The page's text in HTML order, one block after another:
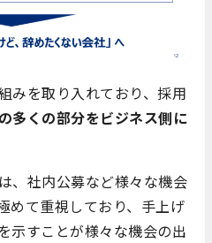
みを取り入れており、採用
多くの部分をビジネス側に
、社内公募など様々な機会
めて重視しており、手上げ
示すことが様々な機会の出